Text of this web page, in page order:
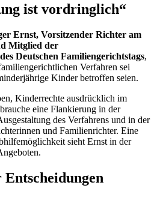
ist vordringlich“
Ernst, Vorsitzender Richter am
Mitglied der
Deutschen Familiengerichtstags,
Verfahren sei
Kinder betroffen seien.
Kinderrechte ausdrücklich im
eine Flankierung in der
des Verfahrens und in der
und Familienrichter. Eine
sieht Ernst in der